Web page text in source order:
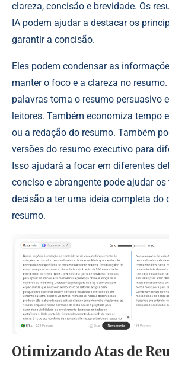
clareza, concisão e brevidade. Os
IA podem ajudar a destacar os
garantir a concisão.
Eles podem condensar as
manter o foco e a clareza no
palavras torna o resumo persuasivo
leitores. Também economiza tempo
ou a redação do resumo. Também
versões do resumo executivo para
Isso ajudará a focar em diferentes
conciso e abrangente pode ajudar
decisão a ter uma ideia completa do
resumo.
Otimizando Atas de